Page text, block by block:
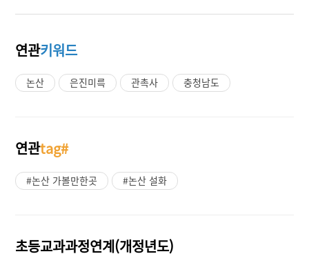
연관키워드
논산 은진미륵 관촉사 충청남도
연관tag#
#논산 가볼만한곳 #논산 설화
초등교과과정연계(개정년도)